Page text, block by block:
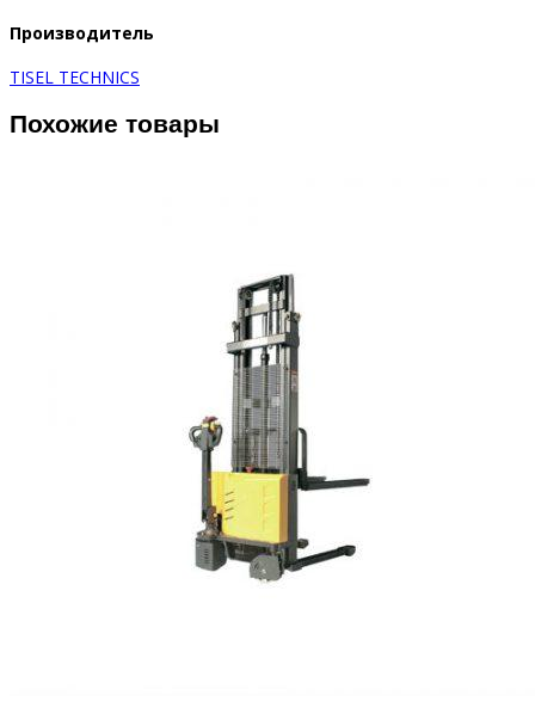
Производитель
TISEL TECHNICS
Похожие товары